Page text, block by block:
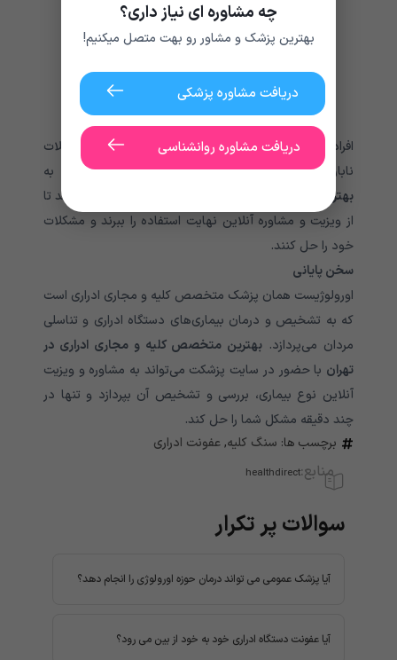
ضعیف‌بودن و قطع‌شدن جریان ادرار
احساس درد یا سوزش هنگام دستشویی
کاهش میل جنسی
برجستگی در بیضه
مشکل در نعوظ و حفظ آن
افراد در صورت بروز هر یک از بیماری‌هایی مانند مشکلات
ناباروری مردان و بیماری‌های دستگاه تناسلی و… باید به
بهترین متخصص کلیه و مجاری ادراری در تهران
مراجعه کنند تا
از ویزیت و مشاوره آنلاین نهایت استفاده را ببرند و مشکلات
خود را حل کنند.
سخن پایانی
اورولوژیست همان پزشک متخصص کلیه و مجاری ادراری است
که به تشخیص و درمان بیماری‌های دستگاه ادراری و تناسلی
مردان می‌پردازد. بهترین متخصص کلیه و مجاری ادراری در
تهران با حضور در سایت پزشکت می‌تواند به مشاوره و ویزیت
آنلاین نوع بیماری، بررسی و تشخیص آن بپردازد و تنها در
چند دقیقه مشکل شما را حل کند.
برچسب ها: سنگ کلیه,عفونت ادراری
منابع:healthdirect
سوالات پر تکرار
آیا پزشک عمومی می تواند درمان حوزه اورولوژی را انجام دهد؟
سرماخوردگی، آنفولانزا، آسیب‌های جزئی و بیماری‌های
مزمن مانند دیابت و فشارخون می‌پردازند؛ اما در تشخیص
آیا عفونت دستگاه ادراری خود به خود از بین می رود؟
چه مشاوره ای نیاز داری؟
بهترین پزشک و مشاور رو بهت متصل میکنیم!
دریافت مشاوره پزشکی
دریافت مشاوره روانشناسی